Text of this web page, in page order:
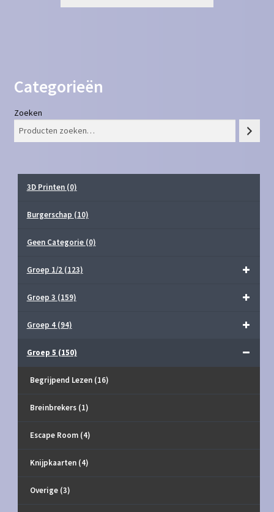
Categorieën
Zoeken
3D Printen (0)
Burgerschap (10)
Geen Categorie (0)
Groep 1/2 (123)
Groep 3 (159)
Groep 4 (94)
Groep 5 (150)
Begrijpend Lezen (16)
Breinbrekers (1)
Escape Room (4)
Knijpkaarten (4)
Overige (3)